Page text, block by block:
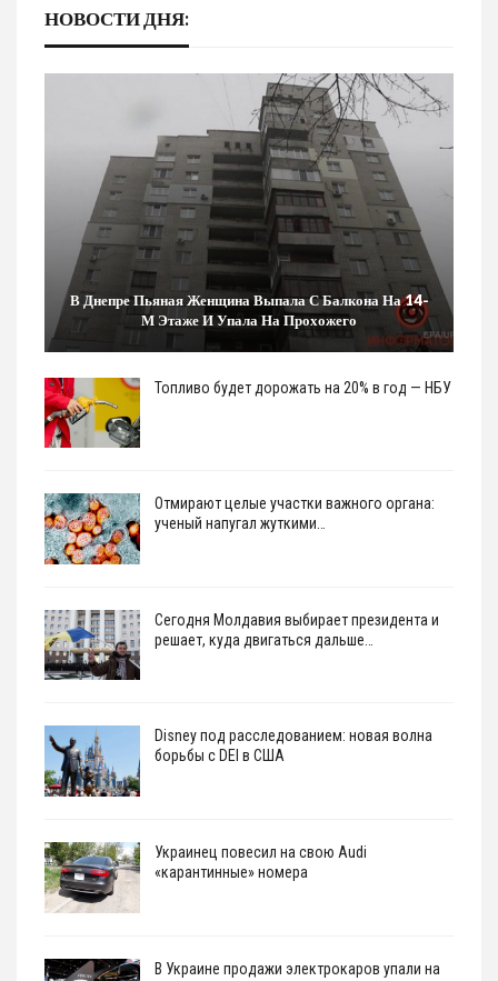
НОВОСТИ ДНЯ:
В Днепре Пьяная Женщина Выпала С Балкона На 14-
М Этаже И Упала На Прохожего
Топливо будет дорожать на 20% в год — НБУ
Отмирают целые участки важного органа:
ученый напугал жуткими…
Сегодня Молдавия выбирает президента и
решает, куда двигаться дальше…
Disney под расследованием: новая волна
борьбы с DEI в США
Украинец повесил на свою Audi
«карантинные» номера
В Украине продажи электрокаров упали на